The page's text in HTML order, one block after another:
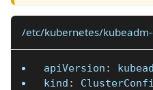
/etc/kubernetes/
apiVersion :
kind :